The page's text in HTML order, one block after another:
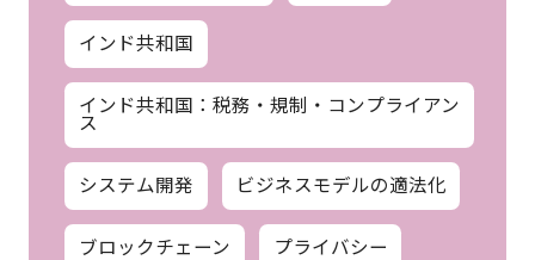
インド共和国
インド共和国：税務・規制・コンプライアン
ス
システム開発 ビジネスモデルの適法化
ブロックチェーン プライバシー